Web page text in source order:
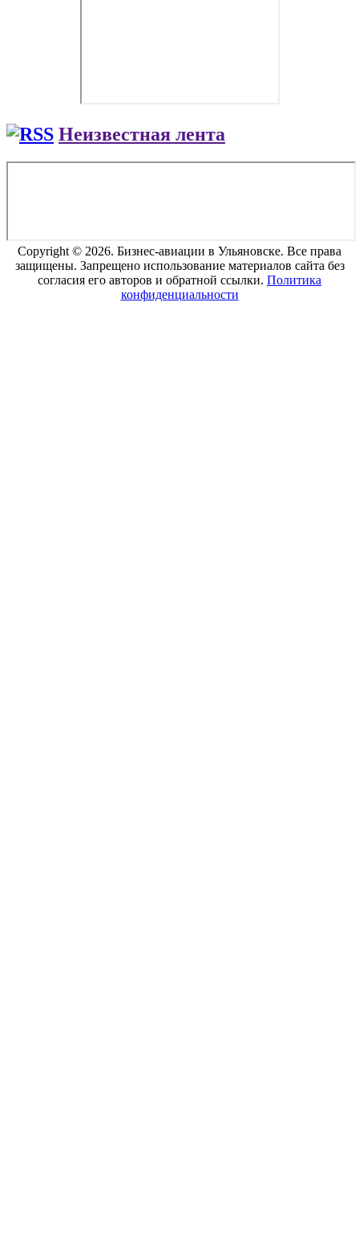
Неизвестная лента
Copyright © 2026. Бизнес-авиации в Ульяновске. Все права
защищены. Запрещено использование материалов сайта без
согласия его авторов и обратной ссылки. Политика
конфиденциальности